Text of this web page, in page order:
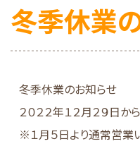
冬季休業
冬季休業のお知らせ
２０２２年１２月２９日か
※１月５日より通常営業